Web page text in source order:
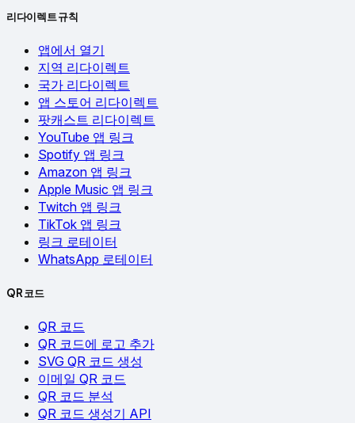
리다이렉트 규칙
앱에서 열기
지역 리다이렉트
국가 리다이렉트
앱 스토어 리다이렉트
팟캐스트 리다이렉트
YouTube 앱 링크
Spotify 앱 링크
Amazon 앱 링크
Apple Music 앱 링크
Twitch 앱 링크
TikTok 앱 링크
링크 로테이터
WhatsApp 로테이터
QR 코드
QR 코드
QR 코드에 로고 추가
SVG QR 코드 생성
이메일 QR 코드
QR 코드 분석
QR 코드 생성기 API